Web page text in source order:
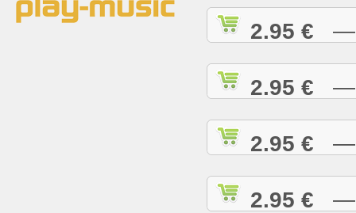
2.95 € —
2.95 € —
2.95 € —
2.95 € —